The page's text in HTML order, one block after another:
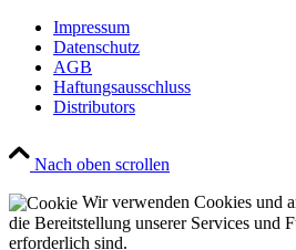
Impressum
Datenschutz
AGB
Haftungsausschluss
Distributors
Nach oben scrollen
Wir verwenden Cookies und
die Bereitstellung unserer Services und
erforderlich sind.